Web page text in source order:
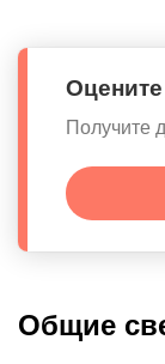
Получите
Общие